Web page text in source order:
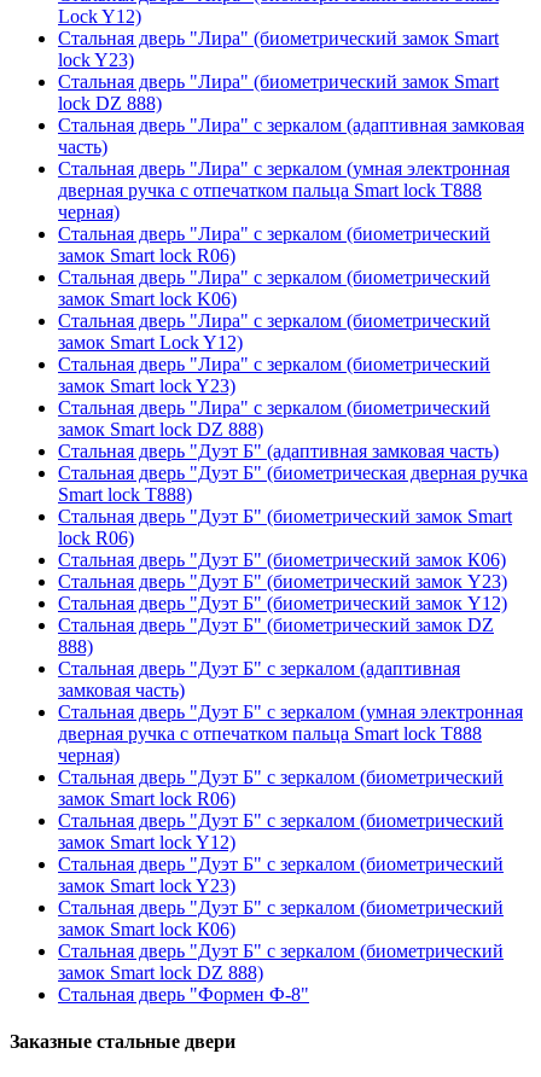
Lock Y12)
Стальная дверь "Лира" (биометрический замок Smart
lock Y23)
Стальная дверь "Лира" (биометрический замок Smart
lock DZ 888)
Стальная дверь "Лира" с зеркалом (адаптивная замковая
часть)
Стальная дверь "Лира" с зеркалом (умная электронная
дверная ручка с отпечатком пальца Smart lock T888
черная)
Стальная дверь "Лира" с зеркалом (биометрический
замок Smart lock R06)
Стальная дверь "Лира" с зеркалом (биометрический
замок Smart lock K06)
Стальная дверь "Лира" с зеркалом (биометрический
замок Smart Lock Y12)
Стальная дверь "Лира" с зеркалом (биометрический
замок Smart lock Y23)
Стальная дверь "Лира" с зеркалом (биометрический
замок Smart lock DZ 888)
Стальная дверь "Дуэт Б" (адаптивная замковая часть)
Стальная дверь "Дуэт Б" (биометрическая дверная ручка
Smart lock T888)
Стальная дверь "Дуэт Б" (биометрический замок Smart
lock R06)
Стальная дверь "Дуэт Б" (биометрический замок К06)
Стальная дверь "Дуэт Б" (биометрический замок Y23)
Стальная дверь "Дуэт Б" (биометрический замок Y12)
Стальная дверь "Дуэт Б" (биометрический замок DZ
888)
Стальная дверь "Дуэт Б" с зеркалом (адаптивная
замковая часть)
Стальная дверь "Дуэт Б" с зеркалом (умная электронная
дверная ручка с отпечатком пальца Smart lock T888
черная)
Стальная дверь "Дуэт Б" с зеркалом (биометрический
замок Smart lock R06)
Стальная дверь "Дуэт Б" с зеркалом (биометрический
замок Smart lock Y12)
Стальная дверь "Дуэт Б" с зеркалом (биометрический
замок Smart lock Y23)
Стальная дверь "Дуэт Б" с зеркалом (биометрический
замок Smart lock К06)
Стальная дверь "Дуэт Б" с зеркалом (биометрический
замок Smart lock DZ 888)
Стальная дверь "Формен Ф-8"
Заказные стальные двери